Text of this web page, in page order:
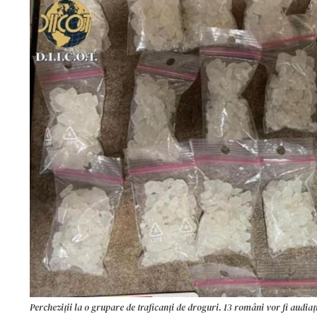
Percheziţii la o grupare de traficanţi de droguri. 13 români vor fi